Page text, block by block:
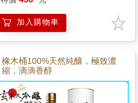
加入購物車
橡木桶100%天然純釀，極致濃
縮，滴滴香醇